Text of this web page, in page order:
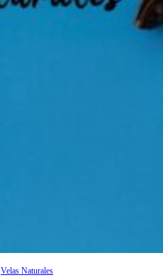
Velas Naturales